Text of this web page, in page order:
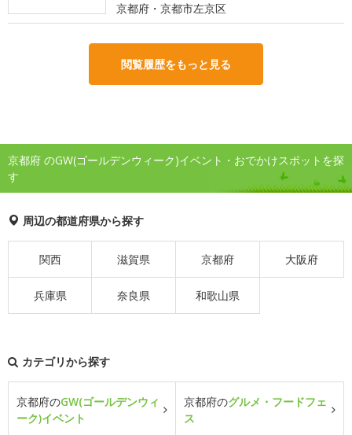
京都府・京都市左京区
閲覧履歴をもっと見る
京都府 のGW(ゴールデンウィーク)イベント・おでかけスポットを探
す
周辺の都道府県から探す
関西 滋賀県 京都府 大阪府
兵庫県 奈良県 和歌山県
カテゴリから探す
京都府のGW(ゴールデンウィ
ーク)イベント
京都府のグルメ・フードフェ
ス